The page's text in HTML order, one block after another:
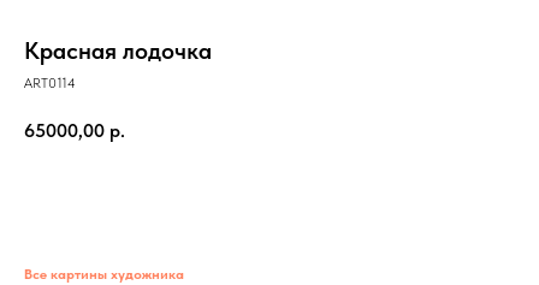
Красная лодочка
ART0114
65000,00 р.
Все картины художника